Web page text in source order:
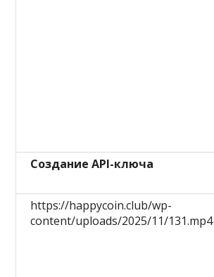
Создание API-ключа
https://happycoin.club/wp-
content/uploads/2025/11/131.mp4